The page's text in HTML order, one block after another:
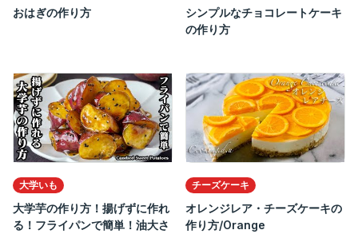
おはぎの作り方
シンプルなチョコレートケーキ
の作り方
大学いも
大学芋の作り方！揚げずに作れ
る！フライパンで簡単！油大さ
チーズケーキ
オレンジレア・チーズケーキの
作り方/Orange